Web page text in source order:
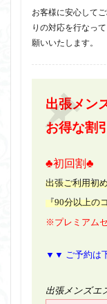
お客様に安心して
りの対応を行なっ
願いいたします。
出張メン
お得な割
♣初回割♣
出張ご利用初
『90分以上の
※プレミアム
▼▼ ご予約は
出張メンズ